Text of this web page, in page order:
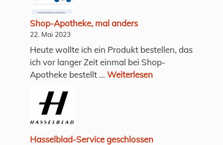
Shop-Apotheke, mal anders
22. Mai 2023
Heute wollte ich ein Produkt bestellen, das
ich vor langer Zeit einmal bei Shop-
Apotheke bestellt ... Weiterlesen
Hasselblad-Service geschlossen